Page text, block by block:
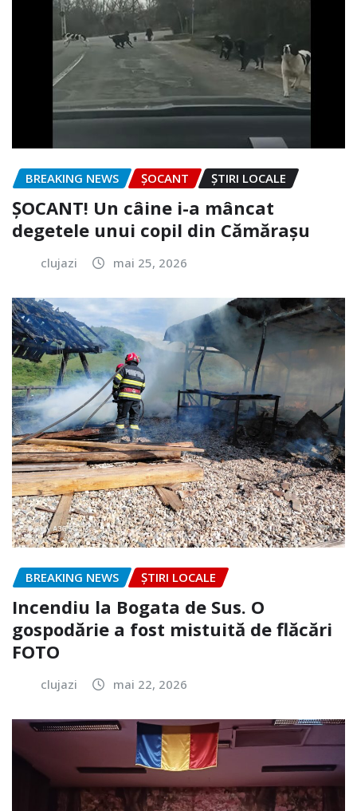
BREAKING NEWS ȘOCANT ȘTIRI LOCALE
ȘOCANT! Un câine i-a mâncat
degetele unui copil din Cămărașu
clujazi mai 25, 2026
BREAKING NEWS ȘTIRI LOCALE
Incendiu la Bogata de Sus. O
gospodărie a fost mistuită de flăcări
FOTO
clujazi mai 22, 2026